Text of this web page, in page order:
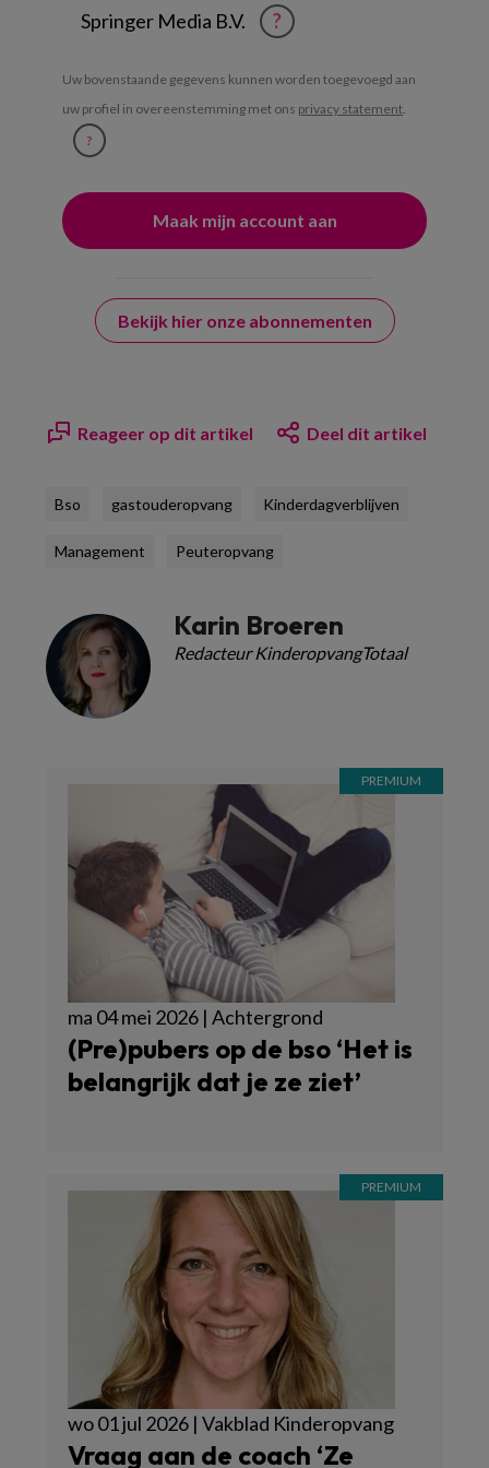
Springer Media B.V.
?
Uw bovenstaande gegevens kunnen worden toegevoegd aan
uw profiel in overeenstemming met ons privacy statement
?
Bekijk hier onze abonnementen
Reageer op dit artikel Deel dit artikel
Bso gastouderopvang Kinderdagverblijven
Management Peuteropvang
Karin Broeren
Redacteur KinderopvangTotaal
ma 04 mei 2026 | Achtergrond
(Pre)pubers op de bso ‘Het is
belangrijk dat je ze ziet’
wo 01 jul 2026 | Vakblad Kinderopvang
Vraag aan de coach ‘Ze